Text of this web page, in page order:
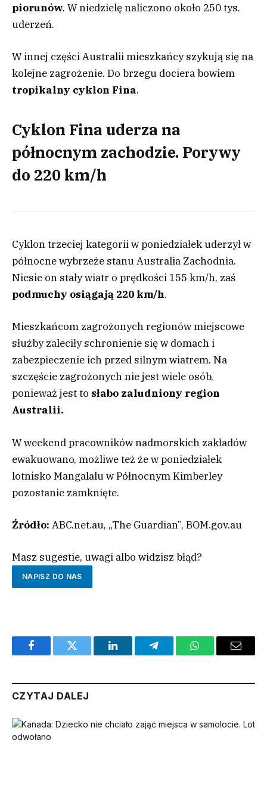
piorunów. W niedzielę naliczono około 250 tys.
uderzeń.
W innej części Australii mieszkańcy szykują się na
kolejne zagrożenie. Do brzegu dociera bowiem
tropikalny cyklon Fina.
Cyklon Fina uderza na
północnym zachodzie. Porywy
do 220 km/h
Cyklon trzeciej kategorii w poniedziałek uderzył w
północne wybrzeże stanu Australia Zachodnia.
Niesie on stały wiatr o prędkości 155 km/h, zaś
podmuchy osiągają 220 km/h.
Mieszkańcom zagrożonych regionów miejscowe
służby zaleciły schronienie się w domach i
zabezpieczenie ich przed silnym wiatrem. Na
szczęście zagrożonych nie jest wiele osób,
ponieważ jest to słabo zaludniony region
Australii.
W weekend pracowników nadmorskich zakładów
ewakuowano, możliwe też że w poniedziałek
lotnisko Mangalalu w Północnym Kimberley
pozostanie zamknięte.
Źródło: ABC.net.au, „The Guardian”, BOM.gov.au
Masz sugestie, uwagi albo widzisz błąd?
NAPISZ DO NAS
FacebookTwitter LinkedInTelegramWhatsAppEmail
CZYTAJ DALEJ